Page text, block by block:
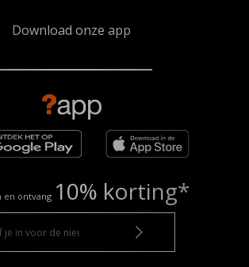
Download onze app
en ontvang 10% korting*